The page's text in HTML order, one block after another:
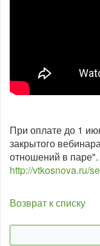
При оплате до 1
закрытого
отношений в паре".
http://vtkosnova.ru/
Возврат к списку